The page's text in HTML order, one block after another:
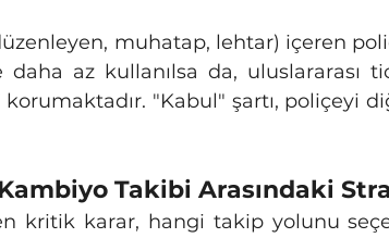
az kullanılsa da, uluslararası
"Kabul" şartı, poliçeyi
Takibi Arasındaki